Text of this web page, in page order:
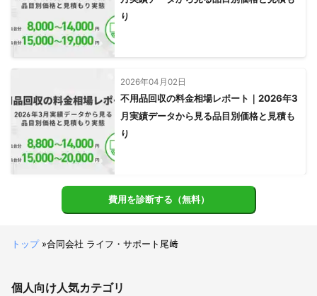
り
2026年04月02日
不用品回収の料金相場レポート｜2026年3
月実績データから見る品目別価格と見積も
り
費用を診断する（無料）
トップ»合同会社 ライフ・サポート尾﨑
個人向け人気カテゴリ